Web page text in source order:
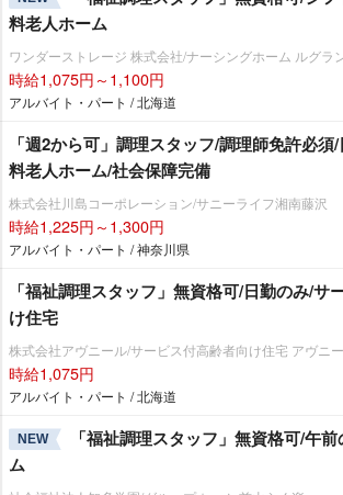
料老人ホーム
ワンダーストレージ 株式会社/ナーシングホーム ルグラ
時給1,075円～1,100円
アルバイト・パート / 北海道
「週2から可」調理スタッフ/調理師免許必
料老人ホーム/社会保障完備
株式会社川島コーポレーション/サニーライフ湘南藤沢
時給1,225円～1,300円
アルバイト・パート / 神奈川県
「福祉調理スタッフ」無資格可/日勤のみ/サ
け住宅
株式会社アヴニール/サービス付高齢者向け住宅 アヴニ
時給1,075円
アルバイト・パート / 北海道
NEW
「福祉調理スタッフ」無資格可/午
ム